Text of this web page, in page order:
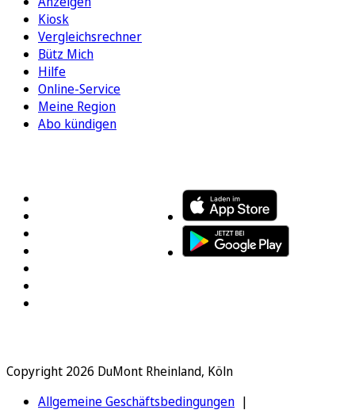
Kiosk
Vergleichsrechner
Bütz Mich
Hilfe
Online-Service
Meine Region
Abo kündigen
Copyright 2026 DuMont Rheinland, Köln
Allgemeine Geschäftsbedingungen